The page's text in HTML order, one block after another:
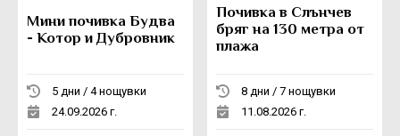
Мини почивка Будва
- Котор и Дубровник
5 дни / 4 нощувки
24.09.2026 г.
Почивка в Слънчев
бряг на 130 метра от
плажа
8 дни / 7 нощувки
11.08.2026 г.